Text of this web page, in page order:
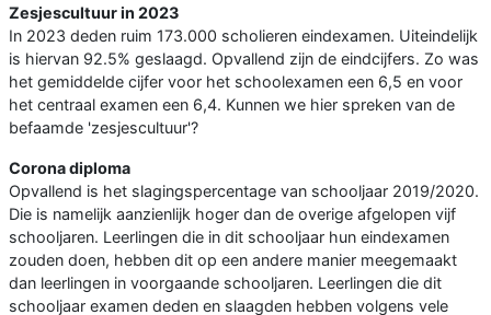
Zesjescultuur in 2023
In 2023 deden ruim 173.000 scholieren eindexamen. Uiteindelijk
is hiervan 92.5% geslaagd. Opvallend zijn de eindcijfers. Zo was
het gemiddelde cijfer voor het schoolexamen een 6,5 en voor
het centraal examen een 6,4. Kunnen we hier spreken van de
befaamde 'zesjescultuur'?
Corona diploma
Opvallend is het slagingspercentage van schooljaar 2019/2020.
Die is namelijk aanzienlijk hoger dan de overige afgelopen vijf
schooljaren. Leerlingen die in dit schooljaar hun eindexamen
zouden doen, hebben dit op een andere manier meegemaakt
dan leerlingen in voorgaande schooljaren. Leerlingen die dit
schooljaar examen deden en slaagden hebben volgens vele